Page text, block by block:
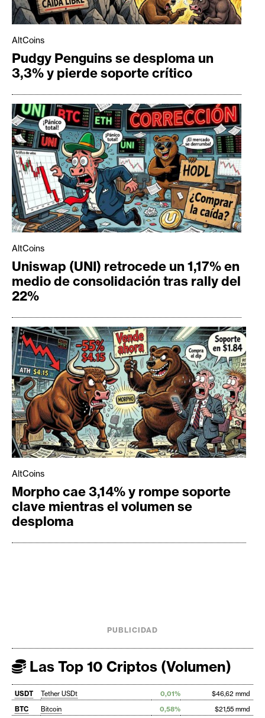
AltCoins
Pudgy Penguins se desploma un
3,3% y pierde soporte crítico
AltCoins
Uniswap (UNI) retrocede un 1,17% en
medio de consolidación tras rally del
22%
AltCoins
Morpho cae 3,14% y rompe soporte
clave mientras el volumen se
desploma
PUBLICIDAD
Las Top 10 Criptos (Volumen)
USDT Tether USDt 0,01%
$46,62 mmd
BTC
Bitcoin 0,58%
$21,55 mmd